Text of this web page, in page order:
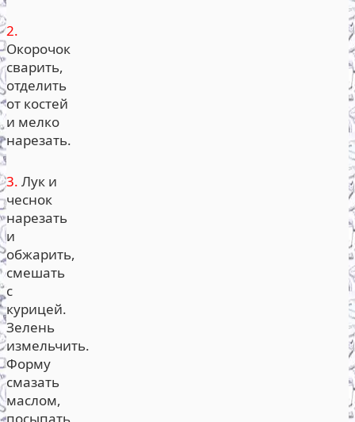
2.
Окорочок
сварить,
отделить
от костей
и мелко
нарезать.
3. Лук и
чеснок
нарезать
и
обжарить,
смешать
с
курицей.
Зелень
измельчить.
Форму
смазать
маслом,